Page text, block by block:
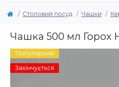
Столовий посуд Чашки
Чашка 500 мл Горох
Популярний
Закінчується